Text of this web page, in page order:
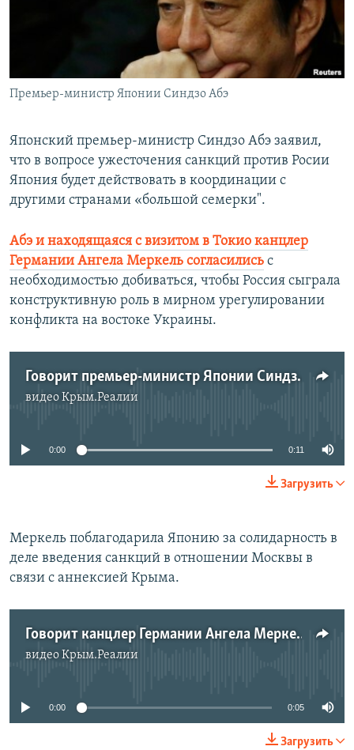
УКРАИНСКАЯ ПРОБЛЕМА КРЫМА
Премьер-министр Японии Синдзо Абэ
Японский премьер-министр Синдзо Абэ заявил,
что в вопросе ужесточения санкций против Росии
Япония будет действовать в координации с
другими странами «большой семерки".
Абэ и находящаяся с визитом в Токио канцлер
Германии Ангела Меркель согласились с
необходимостью добиваться, чтобы Россия сыграла
конструктивную роль в мирном урегулировании
конфликта на востоке Украины.
Говорит премьер-министр Японии Синдзо Абэ
видеоКрым.Реалии
0:00 0:11
Загрузить
Меркель поблагодарила Японию за солидарность в
деле введения санкций в отношении Москвы в
связи с аннексией Крыма.
Говорит канцлер Германии Ангела Меркель
видеоКрым.Реалии
0:00 0:05
Загрузить